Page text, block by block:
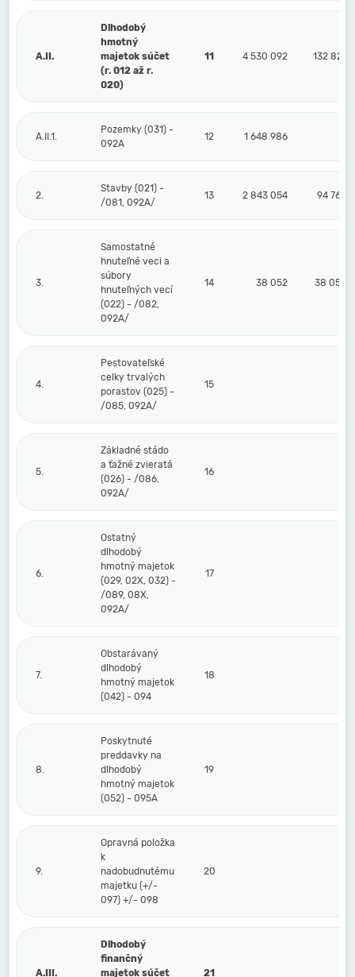
A.II.
Dlhodobý
hmotný
majetok súčet
(r. 012 až r.
020)
11 4 530 092 132 821
A.II.1.
Pozemky (031) -
092A
12 1 648 986
2.
Stavby (021) -
/081, 092A/
13 2 843 054 94 769
3.
Samostatné
hnuteľné veci a
súbory
hnuteľných vecí
(022) - /082,
092A/
14 38 052 38 052
4.
Pestovateľské
celky trvalých
porastov (025) -
/085, 092A/
15
5.
Základné stádo
a ťažné zvieratá
(026) - /086,
092A/
16
6.
Ostatný
dlhodobý
hmotný majetok
(029, 02X, 032) -
/089, 08X,
092A/
17
7.
Obstarávaný
dlhodobý
hmotný majetok
(042) - 094
18
8.
Poskytnuté
preddavky na
dlhodobý
hmotný majetok
(052) - 095A
19
9.
Opravná položka
k
nadobudnutému
majetku (+/-
097) +/- 098
20
A.III.
Dlhodobý
finančný
majetok súčet
21